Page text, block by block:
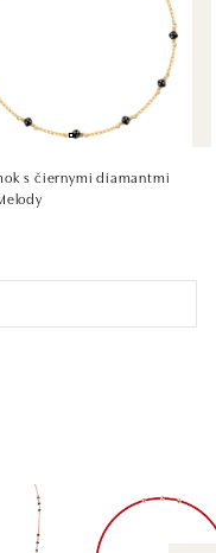
Praha 9
s čiernymi diamantmi